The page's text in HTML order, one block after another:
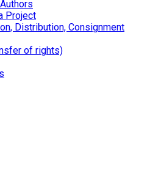
Project
Distribution, Consignment
of rights)